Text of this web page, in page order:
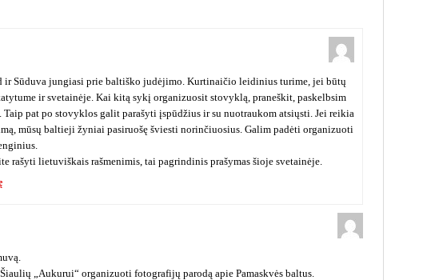
ir Sūduva jungiasi prie baltiško judėjimo. Kurtinaičio leidinius turime, jei būtų
ir svetainėje. Kai kitą sykį organizuosit stovyklą, praneškit, paskelbsim
Taip pat po stovyklos galit parašyti įspūdžius ir su nuotraukom atsiųsti. Jei reikia
mūsų baltieji žyniai pasiruošę šviesti norinčiuosius. Galim padėti organizuoti
rašyti lietuviškais rašmenimis, tai pagrindinis prašymas šioje svetainėje.
„Aukurui“ organizuoti fotografijų parodą apie Pamaskvės baltus.